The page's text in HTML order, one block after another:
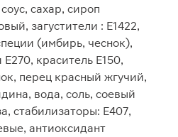
сахар, сироп
загустители : Е1422,
(имбирь, чеснок),
Е270, краситель Е150,
перец красный жгучий,
вода, соль, соевый
стабилизаторы: Е407,
антиоксидант